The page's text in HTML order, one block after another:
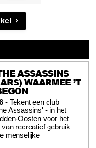
ASSASSINS
WAARMEE ’T
- Tekent een club
Assassins' - in het
Oosten voor het
recreatief gebruik
menselijke